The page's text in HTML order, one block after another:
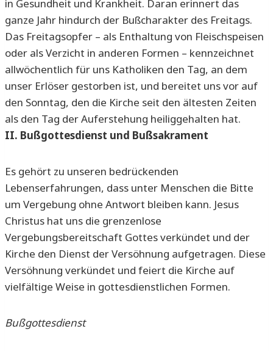
in Gesundheit und Krankheit. Daran erinnert das
ganze Jahr hindurch der Bußcharakter des Freitags.
Das Freitagsopfer – als Enthaltung von Fleischspeisen
oder als Verzicht in anderen Formen – kennzeichnet
allwöchentlich für uns Katholiken den Tag, an dem
unser Erlöser gestorben ist, und bereitet uns vor auf
den Sonntag, den die Kirche seit den ältesten Zeiten
als den Tag der Auferstehung heiliggehalten hat.
II. Bußgottesdienst und Bußsakrament
Es gehört zu unseren bedrückenden
Lebenserfahrungen, dass unter Menschen die Bitte
um Vergebung ohne Antwort bleiben kann. Jesus
Christus hat uns die grenzenlose
Vergebungsbereitschaft Gottes verkündet und der
Kirche den Dienst der Versöhnung aufgetragen. Diese
Versöhnung verkündet und feiert die Kirche auf
vielfältige Weise in gottesdienstlichen Formen.
Bußgottesdienst